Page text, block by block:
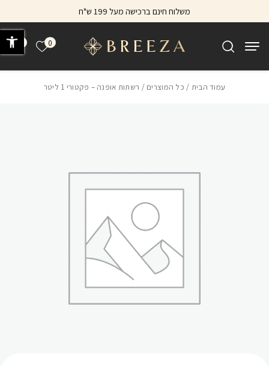
משלוח חינם ברכישה מעל 199 ש"ח
0 הרשימה
עמוד הבית / כל המוצרים / רשתות אופנה – פקטורי 1 ליטר